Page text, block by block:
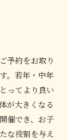
予約をお取り
。若年・中年
ってより良い
が大きくなる
催でき、お子
な役割を与え